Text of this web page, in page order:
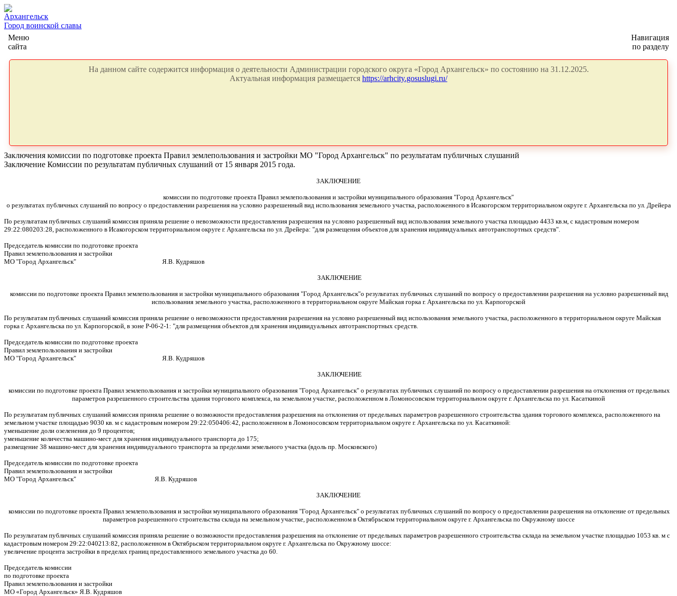
Архангельск
Город воинской славы
Меню
сайта
Навигация
по разделу
На данном сайте содержится информация о деятельности Администрации городского округа «Город Архангельск» по состоянию на 31.12.2025.
Актуальная информация размещается https://arhcity.gosuslugi.ru/
Заключения комиссии по подготовке проекта Правил землепользования и застройки МО "Город Архангельск" по результатам публичных слушаний
Заключение Комиссии по результатам публичных слушаний от 15 января 2015 года.
ЗАКЛЮЧЕНИЕ
комиссии по подготовке проекта Правил землепользования и застройки муниципального образования "Город Архангельск"
о результатах публичных слушаний по вопросу о предоставлении разрешения на условно разрешенный вид использования земельного участка, расположенного в Исакогорском территориальном округе г. Архангельска по ул. Дрейера
По результатам публичных слушаний комиссия приняла решение о невозможности предоставления разрешения на условно разрешенный вид использования земельного участка площадью 4433 кв.м, с кадастровым номером
29:22:080203:28, расположенного в Исакогорском территориальном округе г. Архангельска по ул. Дрейера: "для размещения объектов для хранения индивидуальных автотранспортных средств".
Председатель комиссии по подготовке проекта
Правил землепользования и застройки
МО "Город Архангельск" Я.В. Кудряшов
ЗАКЛЮЧЕНИЕ
комиссии по подготовке проекта Правил землепользования и застройки муниципального образования "Город Архангельск"о результатах публичных слушаний по вопросу о предоставлении разрешения на условно разрешенный вид
использования земельного участка, расположенного в территориальном округе Майская горка г. Архангельска по ул. Карпогорской
По результатам публичных слушаний комиссия приняла решение о невозможности предоставления разрешения на условно разрешенный вид использования земельного участка, расположенного в территориальном округе Майская
горка г. Архангельска по ул. Карпогорской, в зоне Р-06-2-1: "для размещения объектов для хранения индивидуальных автотранспортных средств.
Председатель комиссии по подготовке проекта
Правил землепользования и застройки
МО "Город Архангельск" Я.В. Кудряшов
ЗАКЛЮЧЕНИЕ
комиссии по подготовке проекта Правил землепользования и застройки муниципального образования "Город Архангельск" о результатах публичных слушаний по вопросу о предоставлении разрешения на отклонения от предельных
параметров разрешенного строительства здания торгового комплекса, на земельном участке, расположенном в Ломоносовском территориальном округе г. Архангельска по ул. Касаткиной
По результатам публичных слушаний комиссия приняла решение о возможности предоставления разрешения на отклонения от предельных параметров разрешенного строительства здания торгового комплекса, расположенного на
земельном участке площадью 9030 кв. м с кадастровым номером 29:22:050406:42, расположенном в Ломоносовском территориальном округе г. Архангельска по ул. Касаткиной:
уменьшение доли озеленения до 9 процентов;
уменьшение количества машино-мест для хранения индивидуального транспорта до 175;
размещение 38 машино-мест для хранения индивидуального транспорта за пределами земельного участка (вдоль пр. Московского)
Председатель комиссии по подготовке проекта
Правил землепользования и застройки
МО "Город Архангельск" Я.В. Кудряшов
ЗАКЛЮЧЕНИЕ
комиссии по подготовке проекта Правил землепользования и застройки муниципального образования "Город Архангельск" о результатах публичных слушаний по вопросу о предоставлении разрешения на отклонение от предельных
параметров разрешенного строительства склада на земельном участке, расположенном в Октябрьском территориальном округе г. Архангельска по Окружному шоссе
По результатам публичных слушаний комиссия приняла решение о возможности предоставления разрешения на отклонение от предельных параметров разрешенного строительства склада на земельном участке площадью 1053 кв. м с
кадастровым номером 29:22:040213:82, расположенном в Октябрьском территориальном округе г. Архангельска по Окружному шоссе:
увеличение процента застройки в пределах границ предоставленного земельного участка до 60.
Председатель комиссии
по подготовке проекта
Правил землепользования и застройки
МО «Город Архангельск» Я.В. Кудряшов